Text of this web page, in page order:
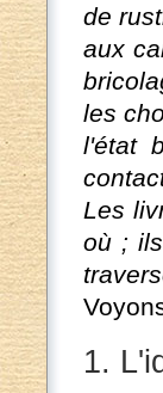
de
aux
les
l'état
Les
où ;
1.